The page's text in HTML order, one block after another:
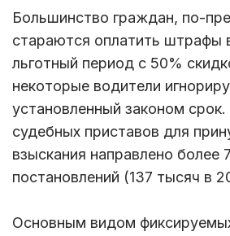
Большинство граждан, по-
стараются оплатить штрафы
льготный период с 50%
некоторые водители
установленный законом
судебных приставов для
взыскания направлено более
постановлений (137 тысяч в
Основным видом